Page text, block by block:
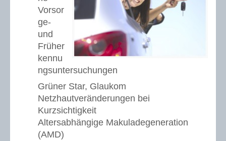
Vorsor
ge-
und
Früher
kennu
ngsuntersuchungen
Grüner Star, Glaukom
Netzhautveränderungen bei
Kurzsichtigkeit
Altersabhängige Makuladegeneration
(AMD)